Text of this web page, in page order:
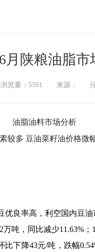
月陕粮油脂市
览量：5591 来源： 分
油脂油料市场分析
较多 豆油菜籽油价格微
良率高，利空国内豆
吨，同比减少11.63%；
下降43元/吨，跌幅